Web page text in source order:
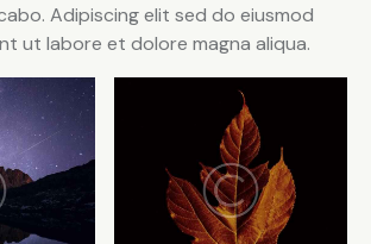
Adipiscing elit sed do eiusmod
ut labore et dolore magna aliqua.